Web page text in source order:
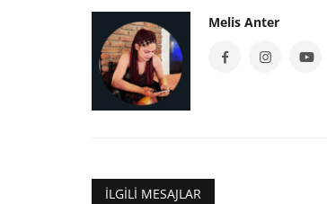
Melis Anter
İLGILI MESAJLAR